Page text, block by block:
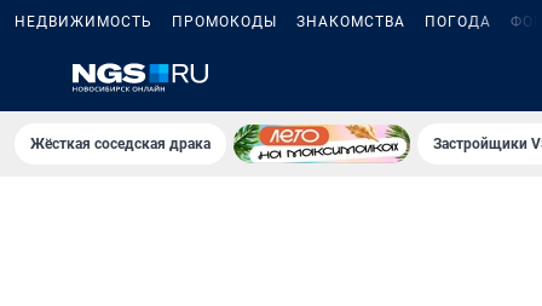
НЕДВИЖИМОСТЬ ПРОМОКОДЫ ЗНАКОМСТВА ПОГОДА
Жёсткая соседская драка Застройщики